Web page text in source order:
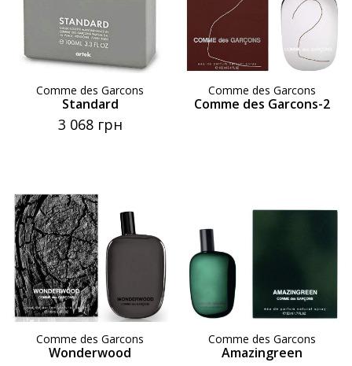
Comme des Garcons
Standard
3 068 грн
Comme des Garcons
Comme des Garcons-2
Comme des Garcons
Wonderwood
Comme des Garcons
Amazingreen